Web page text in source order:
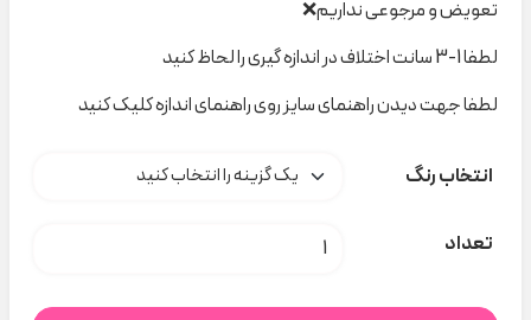
تعویض و مرجوعی نداریم❌
لطفا 1-3 سانت اختلاف در اندازه گیری را لحاظ کنید
لطفا جهت دیدن راهنمای سایز روی راهنمای اندازه کلیک کنید
انتخاب رنگ
تعداد کلاه نقاب کوتاه M کد H000126 عدد